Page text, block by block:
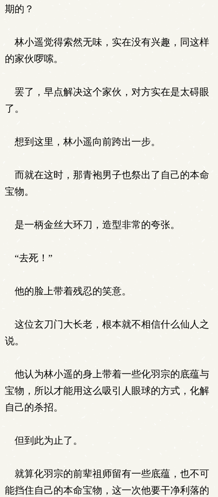
期的？
林小遥觉得索然无味，实在没有兴趣，同这样
的家伙啰嗦。
罢了，早点解决这个家伙，对方实在是太碍眼
了。
想到这里，林小遥向前跨出一步。
而就在这时，那青袍男子也祭出了自己的本命
宝物。
是一柄金丝大环刀，造型非常的夸张。
“去死！”
他的脸上带着残忍的笑意。
这位玄刀门大长老，根本就不相信什么仙人之
说。
他认为林小遥的身上带着一些化羽宗的底蕴与
宝物，所以才能用这么吸引人眼球的方式，化解
自己的杀招。
但到此为止了。
就算化羽宗的前辈祖师留有一些底蕴，也不可
能挡住自己的本命宝物，这一次他要干净利落的